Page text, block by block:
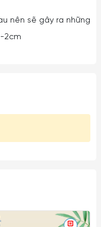
nên sẽ gây ra những
2cm